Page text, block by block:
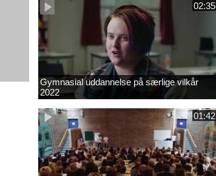
02:35
Gymnasial uddannelse på særlige vilkår
2022
01:42